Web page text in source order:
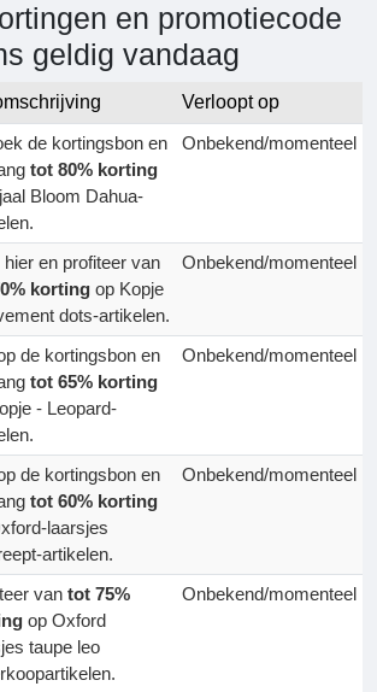
en promotiecode
geldig vandaag
Verloopt op
de kortingsbon en
tot 80% korting
Bloom Dahua-
Onbekend/momenteel
hier en profiteer van
korting op Kopje
dots-artikelen.
Onbekend/momenteel
de kortingsbon en
tot 65% korting
- Leopard-
Onbekend/momenteel
de kortingsbon en
tot 60% korting
laarsjes
artikelen.
Onbekend/momenteel
van tot 75%
op Oxford
taupe leo
Onbekend/momenteel